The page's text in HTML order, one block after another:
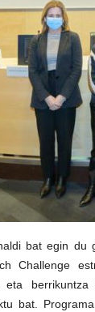
bat egin du
Challenge
eta
bat.